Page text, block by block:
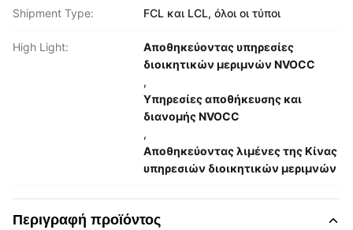
Shipment Type: FCL και LCL, όλοι οι τύποι
High Light:
Αποθηκεύοντας υπηρεσίες
διοικητικών μεριμνών NVOCC
,
Υπηρεσίες αποθήκευσης και
διανομής NVOCC
,
Αποθηκεύοντας λιμένες της Κίνας
υπηρεσιών διοικητικών μεριμνών
Περιγραφή προϊόντος